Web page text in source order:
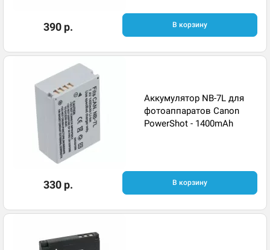
390 р. В корзину
Аккумулятор NB-7L для
фотоаппаратов Canon
PowerShot - 1400mAh
330 р. В корзину